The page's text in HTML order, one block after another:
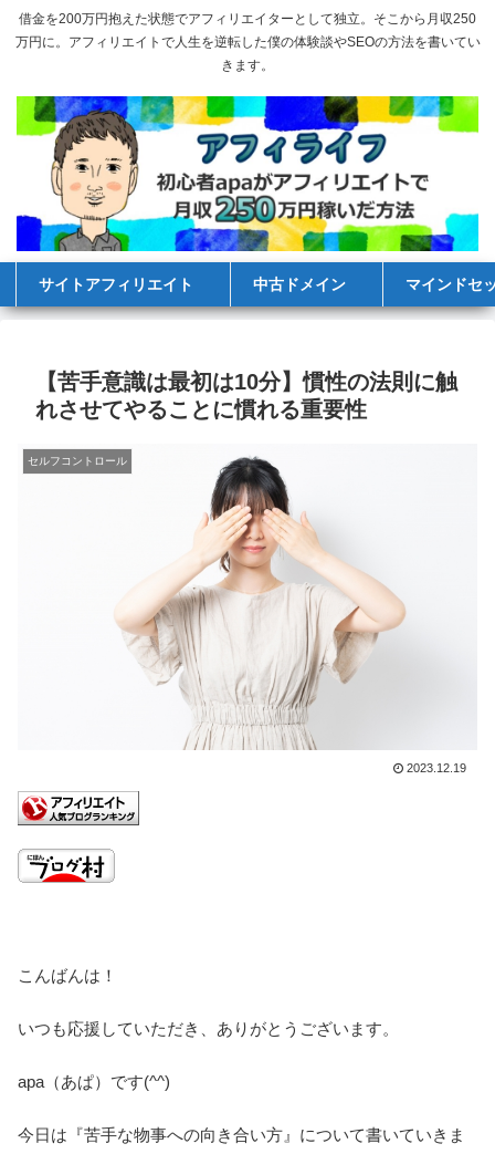
借金を200万円抱えた状態でアフィリエイターとして独立。そこから月収250
万円に。アフィリエイトで人生を逆転した僕の体験談やSEOの方法を書いてい
きます。
サイトアフィリエイト 中古ドメイン マインドセ
【苦手意識は最初は10分】慣性の法則に触
れさせてやることに慣れる重要性
セルフコントロール
2023.12.19
こんばんは！
いつも応援していただき、ありがとうございます。
apa（あぱ）です(^^)
今日は『苦手な物事への向き合い方』について書いていきま